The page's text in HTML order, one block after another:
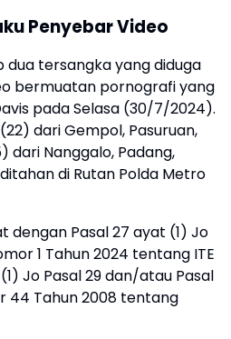
Penyebar Video
dua tersangka yang diduga
bermuatan pornografi yang
pada Selasa (30/7/2024).
dari Gempol, Pasuruan,
dari Nanggalo, Padang,
di Rutan Polda Metro
dengan Pasal 27 ayat (1) Jo
1 Tahun 2024 tentang ITE
Jo Pasal 29 dan/atau Pasal
44 Tahun 2008 tentang